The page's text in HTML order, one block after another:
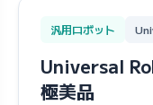
汎用ロボット
Universal
極美品